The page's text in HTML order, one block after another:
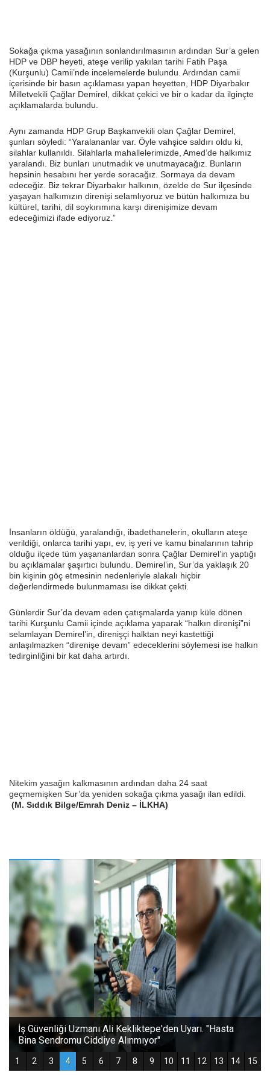
Sokağa çıkma yasağının sonlandırılmasının ardından Sur’a gelen
HDP ve DBP heyeti, ateşe verilip yakılan tarihi Fatih Paşa
(Kurşunlu) Camii’nde incelemelerde bulundu. Ardından camii
içerisinde bir basın açıklaması yapan heyetten, HDP Diyarbakır
Milletvekili Çağlar Demirel, dikkat çekici ve bir o kadar da ilginçte
açıklamalarda bulundu.
Aynı zamanda HDP Grup Başkanvekili olan Çağlar Demirel,
şunları söyledi: “Yaralananlar var. Öyle vahşice saldırı oldu ki,
silahlar kullanıldı. Silahlarla mahallelerimizde, Amed’de halkımız
yaralandı. Biz bunları unutmadık ve unutmayacağız. Bunların
hepsinin hesabını her yerde soracağız. Sormaya da devam
edeceğiz. Biz tekrar Diyarbakır halkının, özelde de Sur ilçesinde
yaşayan halkımızın direnişi selamlıyoruz ve bütün halkımıza bu
kültürel, tarihi, dil soykırımına karşı direnişimize devam
edeceğimizi ifade ediyoruz.”
İnsanların öldüğü, yaralandığı, ibadethanelerin, okulların ateşe
verildiği, onlarca tarihi yapı, ev, iş yeri ve kamu binalarının tahrip
olduğu ilçede tüm yaşananlardan sonra Çağlar Demirel’in yaptığı
bu açıklamalar şaşırtıcı bulundu. Demirel’in, Sur’da yaklaşık 20
bin kişinin göç etmesinin nedenleriyle alakalı hiçbir
değerlendirmede bulunmaması ise dikkat çekti.
Günlerdir Sur’da devam eden çatışmalarda yanıp küle dönen
tarihi Kurşunlu Camii içinde açıklama yaparak “halkın direnişi”ni
selamlayan Demirel’in, direnişçi halktan neyi kastettiği
anlaşılmazken “direnişe devam” edeceklerini söylemesi ise halkın
tedirginliğini bir kat daha artırdı.
Nitekim yasağın kalkmasının ardından daha 24 saat
geçmemişken Sur’da yeniden sokağa çıkma yasağı ilan edildi.
(M. Sıddık Bilge/Emrah Deniz – İLKHA)